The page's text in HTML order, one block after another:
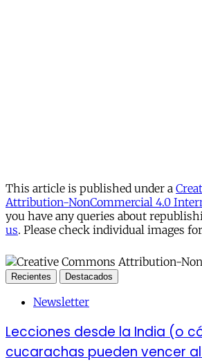
This article is published under a
Attribution-NonCommercial 4.0
you have any queries about
us. Please check individual images
Recientes Destacados
Newsletter
Lecciones desde la India (o
cucarachas pueden vencer